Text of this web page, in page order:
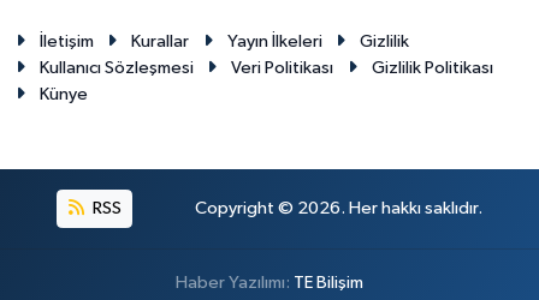
İletişim Kurallar Yayın İlkeleri
Gizlilik
Kullanıcı Sözleşmesi
Veri Politikası
Gizlilik Politikası
Künye
RSS Copyright © 2026. Her hakkı saklıdır.
Haber Yazılımı: TE Bilişim